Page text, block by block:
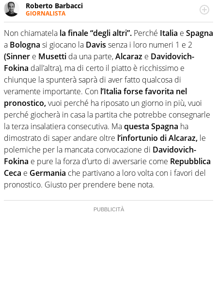
Roberto Barbacci
GIORNALISTA
Giornalista (pubblicista) sportivo a tutto campo, è il
tuttologo di Virgilio Sport. Provate a chiedergli di boxe, di
scherma, di volley o di curling: ve ne farà innamorare
Non chiamatela la finale “degli altri”. Perché Italia e Spagna
a Bologna si giocano la Davis senza i loro numeri 1 e 2
(Sinner e Musetti da una parte,Alcaraz e Davidovich-
Fokina dall’altra), ma di certo il piatto è ricchissimo e
chiunque la spunterà saprà di aver fatto qualcosa di
veramente importante. Con l’Italia forse favorita nel
pronostico,vuoi perché ha riposato un giorno in più, vuoi
perché giocherà in casa la partita che potrebbe consegnarle
la terza insalatiera consecutiva. Maquesta Spagna ha
dimostrato di saper andare oltre l’infortunio di Alcaraz, le
polemiche per la mancata convocazione di Davidovich-
Fokina e pure la forza d’urto di avversarie come Repubblica
Ceca e Germania che partivano a loro volta con i favori del
pronostico. Giusto per prendere bene nota.